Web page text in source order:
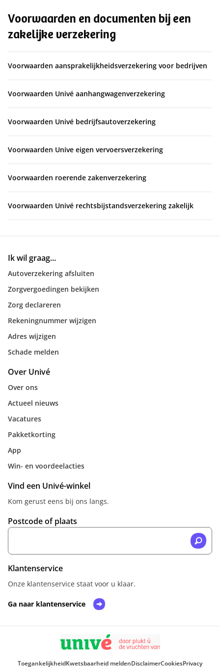
Voorwaarden en documenten bij een
zakelijke verzekering
Voorwaarden aansprakelijkheidsverzekering voor bedrijven
Voorwaarden Univé aanhangwagenverzekering
Voorwaarden Univé bedrijfsautoverzekering
Voorwaarden Unive eigen vervoersverzekering
Voorwaarden roerende zakenverzekering
Voorwaarden Univé rechtsbijstandsverzekering zakelijk
Ik wil graag...
Autoverzekering afsluiten
Zorgvergoedingen bekijken
Zorg declareren
Rekeningnummer wijzigen
Adres wijzigen
Schade melden
Over Univé
Over ons
Actueel nieuws
Vacatures
Pakketkorting
App
Win- en voordeelacties
Vind een Univé-winkel
Kom gerust eens bij ons langs.
Postcode of plaats
Klantenservice
Onze klantenservice staat voor u klaar.
Ga naar klantenservice
ToegankelijkheidKwetsbaarheid meldenDisclaimerCookiesPrivacy